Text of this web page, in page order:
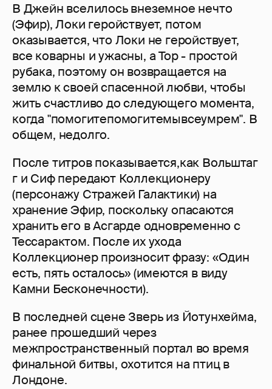
В Джейн вселилось внеземное нечто
(Эфир), Локи геройствует, потом
оказывается, что Локи не геройствует,
все коварны и ужасны, а Тор - простой
рубака, поэтому он возвращается на
землю к своей спасенной любви, чтобы
жить счастливо до следующего момента,
когда "помогитепомогитемывсеумрем". В
общем, недолго.
После титров показывается,как Вольштаг
г и Сиф передают Коллекционеру
(персонажу Стражей Галактики) на
хранение Эфир, поскольку опасаются
хранить его в Асгарде одновременно с
Тессарактом. После их ухода
Коллекционер произносит фразу: «Один
есть, пять осталось» (имеются в виду
Камни Бесконечности).
В последней сцене Зверь из Йотунхейма,
ранее прошедший через
межпространственный портал во время
финальной битвы, охотится на птиц в
Лондоне.